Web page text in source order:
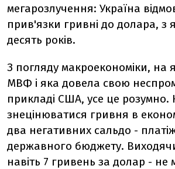
мегарозлучення: Україна
прив'язки гривні до долара, з
десять років.
З погляду макроекономіки, на
МВФ і яка довела свою
прикладі США, усе це
знецінюватися гривня в
два негативних сальдо -
державного бюджету. Виходячи
навіть 7 гривень за долар - не